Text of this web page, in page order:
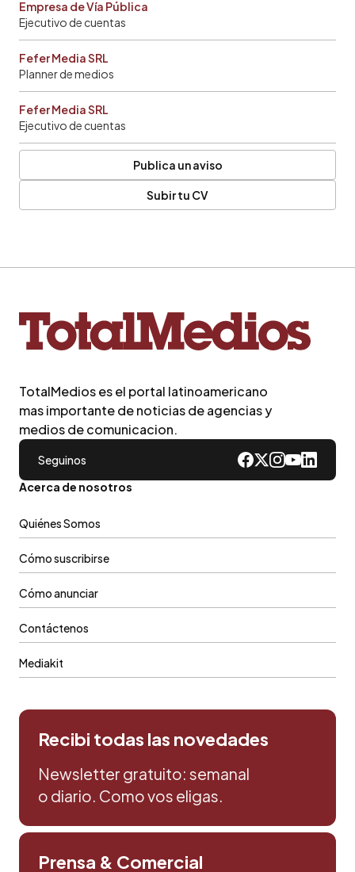
Empresa de Vía Pública
Ejecutivo de cuentas
Fefer Media SRL
Planner de medios
Fefer Media SRL
Ejecutivo de cuentas
Publica un aviso
Subir tu CV
TotalMedios es el portal latinoamericano
mas importante de noticias de agencias y
medios de comunicacion.
Seguinos
Acerca de nosotros
Quiénes Somos
Cómo suscribirse
Cómo anunciar
Contáctenos
Mediakit
Recibi todas las novedades
Newsletter gratuito: semanal
o diario. Como vos eligas.
Prensa & Comercial